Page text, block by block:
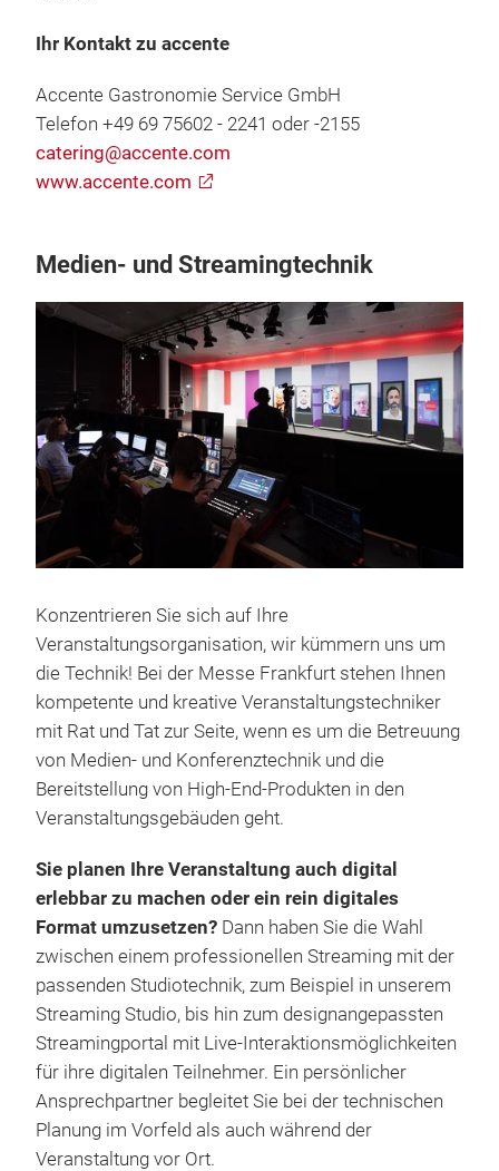
Ihr Kontakt zu accente
Accente Gastronomie Service GmbH
Telefon +49 69 75602 - 2241 oder -2155
catering@accente.com
www.accente.com
Medien- und Streamingtechnik
Konzentrieren Sie sich auf Ihre
Veranstaltungsorganisation, wir kümmern uns um
die Technik! Bei der Messe Frankfurt stehen Ihnen
kompetente und kreative Veranstaltungstechniker
mit Rat und Tat zur Seite, wenn es um die Betreuung
von Medien- und Konferenztechnik und die
Bereitstellung von High-End-Produkten in den
Veranstaltungsgebäuden geht.
Sie planen Ihre Veranstaltung auch digital
erlebbar zu machen oder ein rein digitales
Format umzusetzen? Dann haben Sie die Wahl
zwischen einem professionellen Streaming mit der
passenden Studiotechnik, zum Beispiel in unserem
Streaming Studio, bis hin zum designangepassten
Streamingportal mit Live-Interaktionsmöglichkeiten
für ihre digitalen Teilnehmer. Ein persönlicher
Ansprechpartner begleitet Sie bei der technischen
Planung im Vorfeld als auch während der
Veranstaltung vor Ort.